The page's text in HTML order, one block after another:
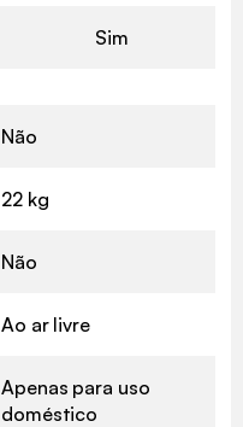
Sim
Não
22 kg
Não
Ao ar livre
Apenas para uso
doméstico